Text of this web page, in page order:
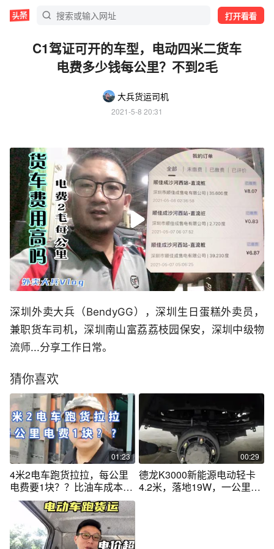
打开看看
C1驾证可开的车型，电动四米二货车
电费多少钱每公里？不到2毛
大兵货运司机
2021-5-8 20:31
深圳外卖大兵（BendyGG），深圳生日蛋糕外卖员，
兼职货车司机，深圳南山富荔荔枝园保安，深圳中级物
流师...分享工作日常。
猜你喜欢
01:23
4米2电车跑货拉拉，每公里
电费要1块？？比油车成本低
多少？
00:29
德龙K3000新能源电动轻卡
4.2米，落地19W，一公里2